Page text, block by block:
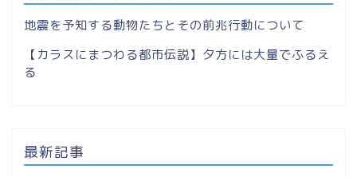
地震を予知する動物たちとその前兆行動について
【カラスにまつわる都市伝説】夕方には大量でふるえ
る
最新記事